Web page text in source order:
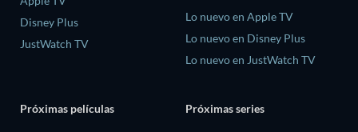
Disney Plus
JustWatch TV
Lo nuevo en Apple TV
Lo nuevo en Disney Plus
Lo nuevo en JustWatch TV
Próximas películas
Próximas series